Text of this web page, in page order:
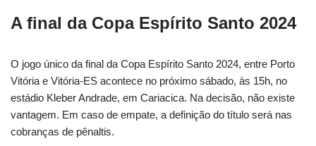
A final da Copa Espírito Santo 2024
O jogo único da final da Copa Espírito Santo 2024, entre Porto
Vitória e Vitória-ES acontece no próximo sábado, às 15h, no
estádio Kleber Andrade, em Cariacica. Na decisão, não existe
vantagem. Em caso de empate, a definição do título será nas
cobranças de pênaltis.